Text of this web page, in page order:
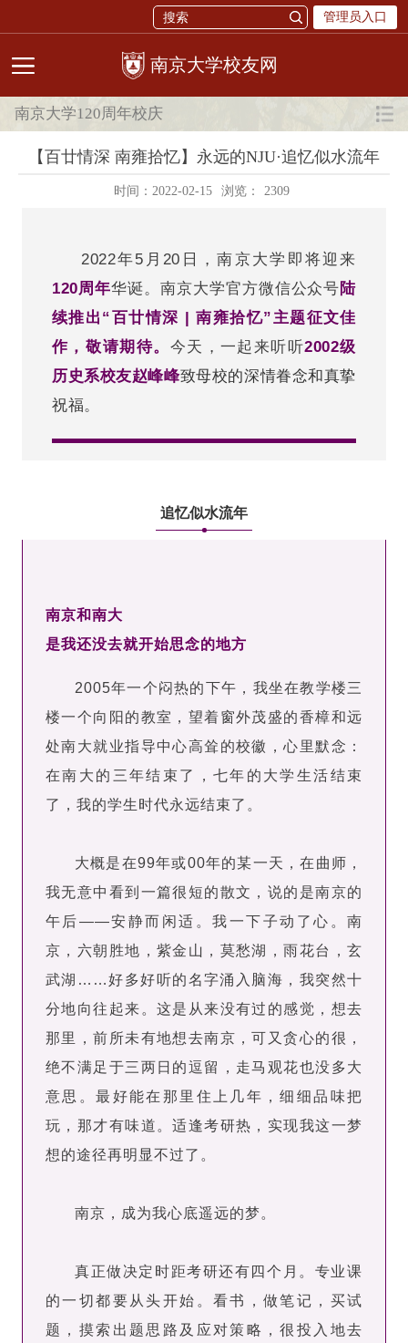
管理员入口
校友网
南京大学120周年校庆
【百廿情深 南雍拾忆】永远的NJU·追忆似水流年
时间：2022-02-15 浏览： 2309
2022年5月20日，南京大学即将迎来
120周年华诞。 南京大学官方微信公众号陆
续推出 “百廿情深 | 南雍拾忆”主题征文佳
作，敬请期待。 今天，一起来听听2002级
历史系校友赵峰峰致母校的深情眷念和真挚
祝福。
追忆似水流年
南京和南大
是我还没去就开始思念的地方
2005年一个闷热的下午，我坐在教学楼三
楼一个向阳的教室，望着窗外茂盛的香樟和远
处南大就业指导中心高耸的校徽，心里默念：
在南大的三年结束了，七年的大学生活结束
了，我的学生时代永远结束了。
大概是在99年或00年的某一天，在曲师，
我无意中看到一篇很短的散文，说的是南京的
午后——安静而闲适。我一下子动了心。南
京，六朝胜地，紫金山，莫愁湖，雨花台，玄
武湖……好多好听的名字涌入脑海，我突然十
分地向往起来。这是从来没有过的感觉，想去
那里，前所未有地想去南京，可又贪心的很，
绝不满足于三两日的逗留，走马观花也没多大
意思。最好能在那里住上几年，细细品味把
玩，那才有味道。适逢考研热，实现我这一梦
想的途径再明显不过了。
南京，成为我心底遥远的梦。
真正做决定时距考研还有四个月。专业课
的一切都要从头开始。看书，做笔记，买试
题，摸索出题思路及应对策略，很投入地去